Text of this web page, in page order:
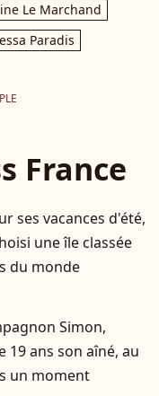
Le Marchand
Paradis
France
ses vacances d'été,
une île classée
du monde
Simon,
ans son aîné, au
un moment